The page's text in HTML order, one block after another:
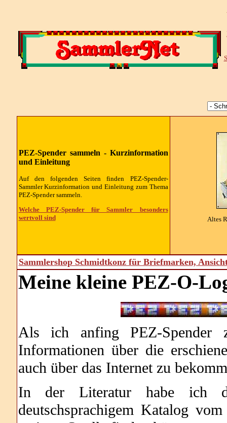
PEZ-Spender sammeln - Kurzinformation
und Einleitung
Auf den folgenden Seiten finden PEZ-Spender-
Sammler Kurzinformation und Einleitung zum Thema
PEZ-Spender sammeln.
Welche PEZ-Spender für Sammler besonders
wertvoll sind
Altes
Sammlershop Schmidtkonz für Briefmarken,
Meine kleine PEZ-O-
Als ich anfing PEZ-Spender
Informationen über die
auch über das Internet zu
In der Literatur habe ich
deutschsprachigem Katalog